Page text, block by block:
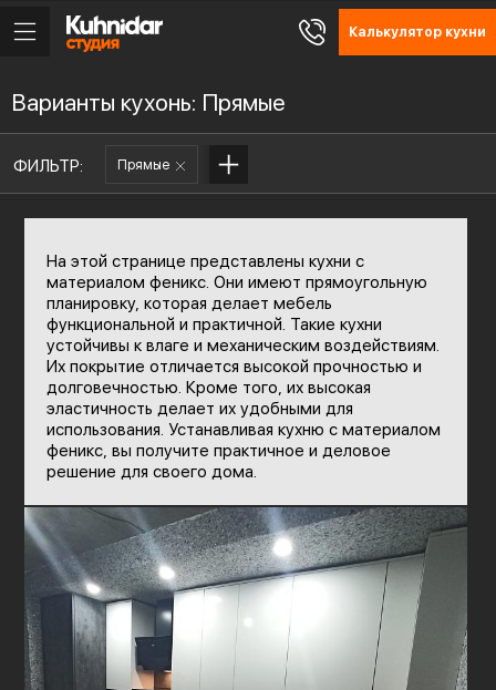
Калькулятор кухни
Варианты кухонь: Прямые
ФИЛЬТР: Прямые
На этой странице представлены кухни с
материалом феникс. Они имеют прямоугольную
планировку, которая делает мебель
функциональной и практичной. Такие кухни
устойчивы к влаге и механическим воздействиям.
Их покрытие отличается высокой прочностью и
долговечностью. Кроме того, их высокая
эластичность делает их удобными для
использования. Устанавливая кухню с материалом
феникс, вы получите практичное и деловое
решение для своего дома.